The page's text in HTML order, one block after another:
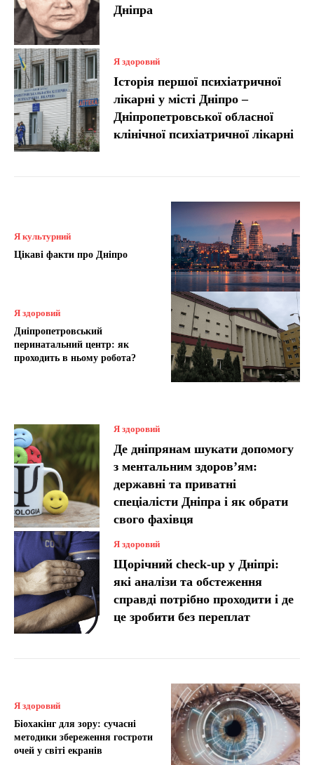
Дніпра
Я здоровий
Історія першої психіатричної
лікарні у місті Дніпро –
Дніпропетровської обласної
клінічної психіатричної лікарні
Я культурний
Цікаві факти про Дніпро
Я здоровий
Дніпропетровський
перинатальний центр: як
проходить в ньому робота?
Я здоровий
Де дніпрянам шукати допомогу
з ментальним здоров’ям:
державні та приватні
спеціалісти Дніпра і як обрати
свого фахівця
Я здоровий
Щорічний check-up у Дніпрі:
які аналізи та обстеження
справді потрібно проходити і де
це зробити без переплат
Я здоровий
Біохакінг для зору: сучасні
методики збереження гостроти
очей у світі екранів